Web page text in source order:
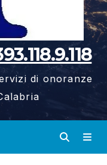
di onoranze